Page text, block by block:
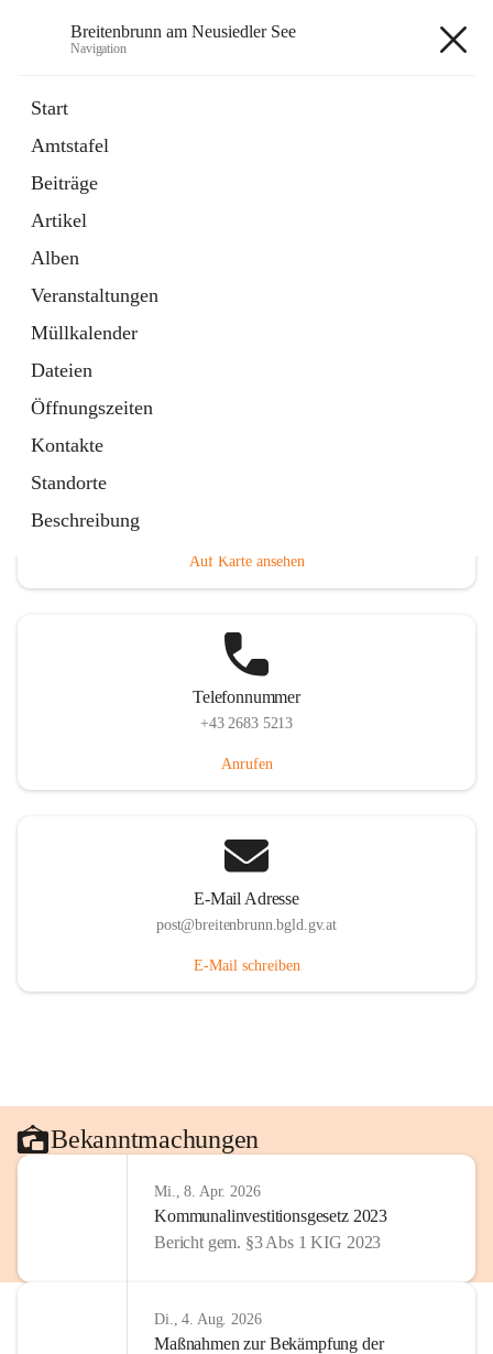
Breitenbrunn am Neusiedler See
Navigation
Start
Amtstafel
Beiträge
Artikel
Alben
Veranstaltungen
Müllkalender
Dateien
Öffnungszeiten
Kontakte
Standorte
Beschreibung
18 Schnellzugriffe
Gemeindeservice
Auf Karte ansehen
Telefonnummer
+43 2683 5213
Anrufen
E-Mail Adresse
post@breitenbrunn.bgld.gv.at
E-Mail schreiben
Bekanntmachungen
Mi., 8. Apr. 2026
Kommunalinvestitionsgesetz 2023
Bericht gem. §3 Abs 1 KIG 2023
Di., 4. Aug. 2026
Maßnahmen zur Bekämpfung der